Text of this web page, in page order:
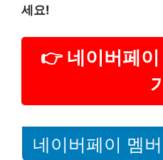
세요!
👉 네이버페
네이버페이 멤